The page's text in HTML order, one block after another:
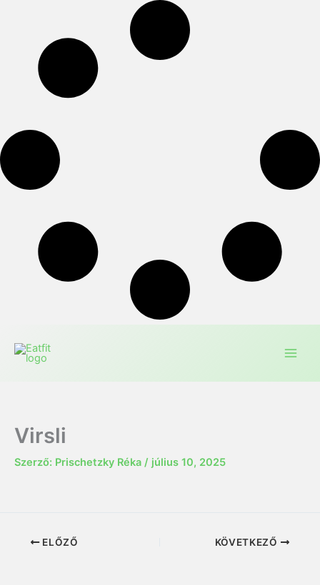
Virsli
Szerző: Prischetzky Réka / július 10, 2025
ELŐZŐ KÖVETKEZŐ